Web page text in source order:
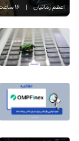
اعظم زمانیان | 16 ساعت پیش